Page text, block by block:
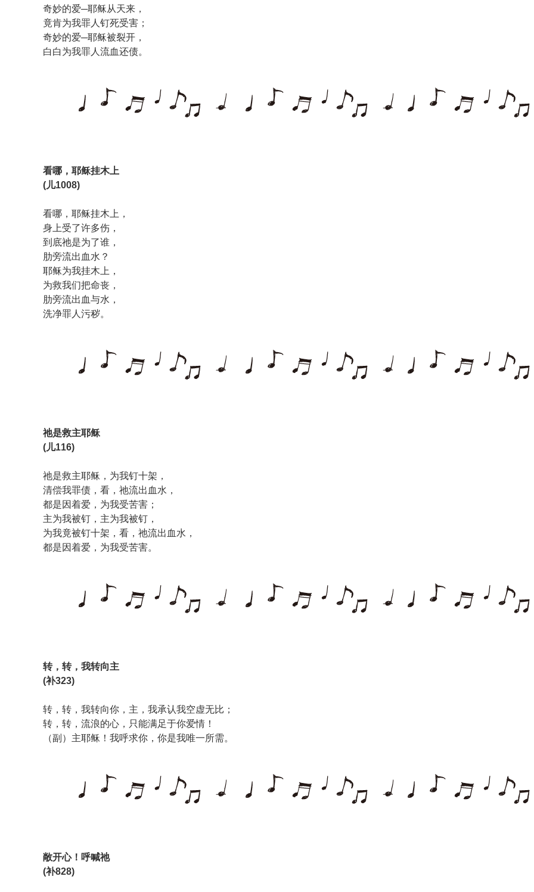
奇妙的爱─耶稣从天来，
竟肯为我罪人钉死受害；
奇妙的爱─耶稣被裂开，
白白为我罪人流血还债。
看哪，耶稣挂木上
(儿1008)
看哪，耶稣挂木上，
身上受了许多伤，
到底祂是为了谁，
肋旁流出血水？
耶稣为我挂木上，
为救我们把命丧，
肋旁流出血与水，
洗净罪人污秽。
祂是救主耶稣
(儿116)
祂是救主耶稣，为我钉十架，
清偿我罪债，看，祂流出血水，
都是因着爱，为我受苦害；
主为我被钉，主为我被钉，
为我竟被钉十架，看，祂流出血水，
都是因着爱，为我受苦害。
转，转，我转向主
(补323)
转，转，我转向你，主，我承认我空虚无比；
转，转，流浪的心，只能满足于你爱情！
（副）主耶稣！我呼求你，你是我唯一所需。
敞开心！呼喊祂
(补828)